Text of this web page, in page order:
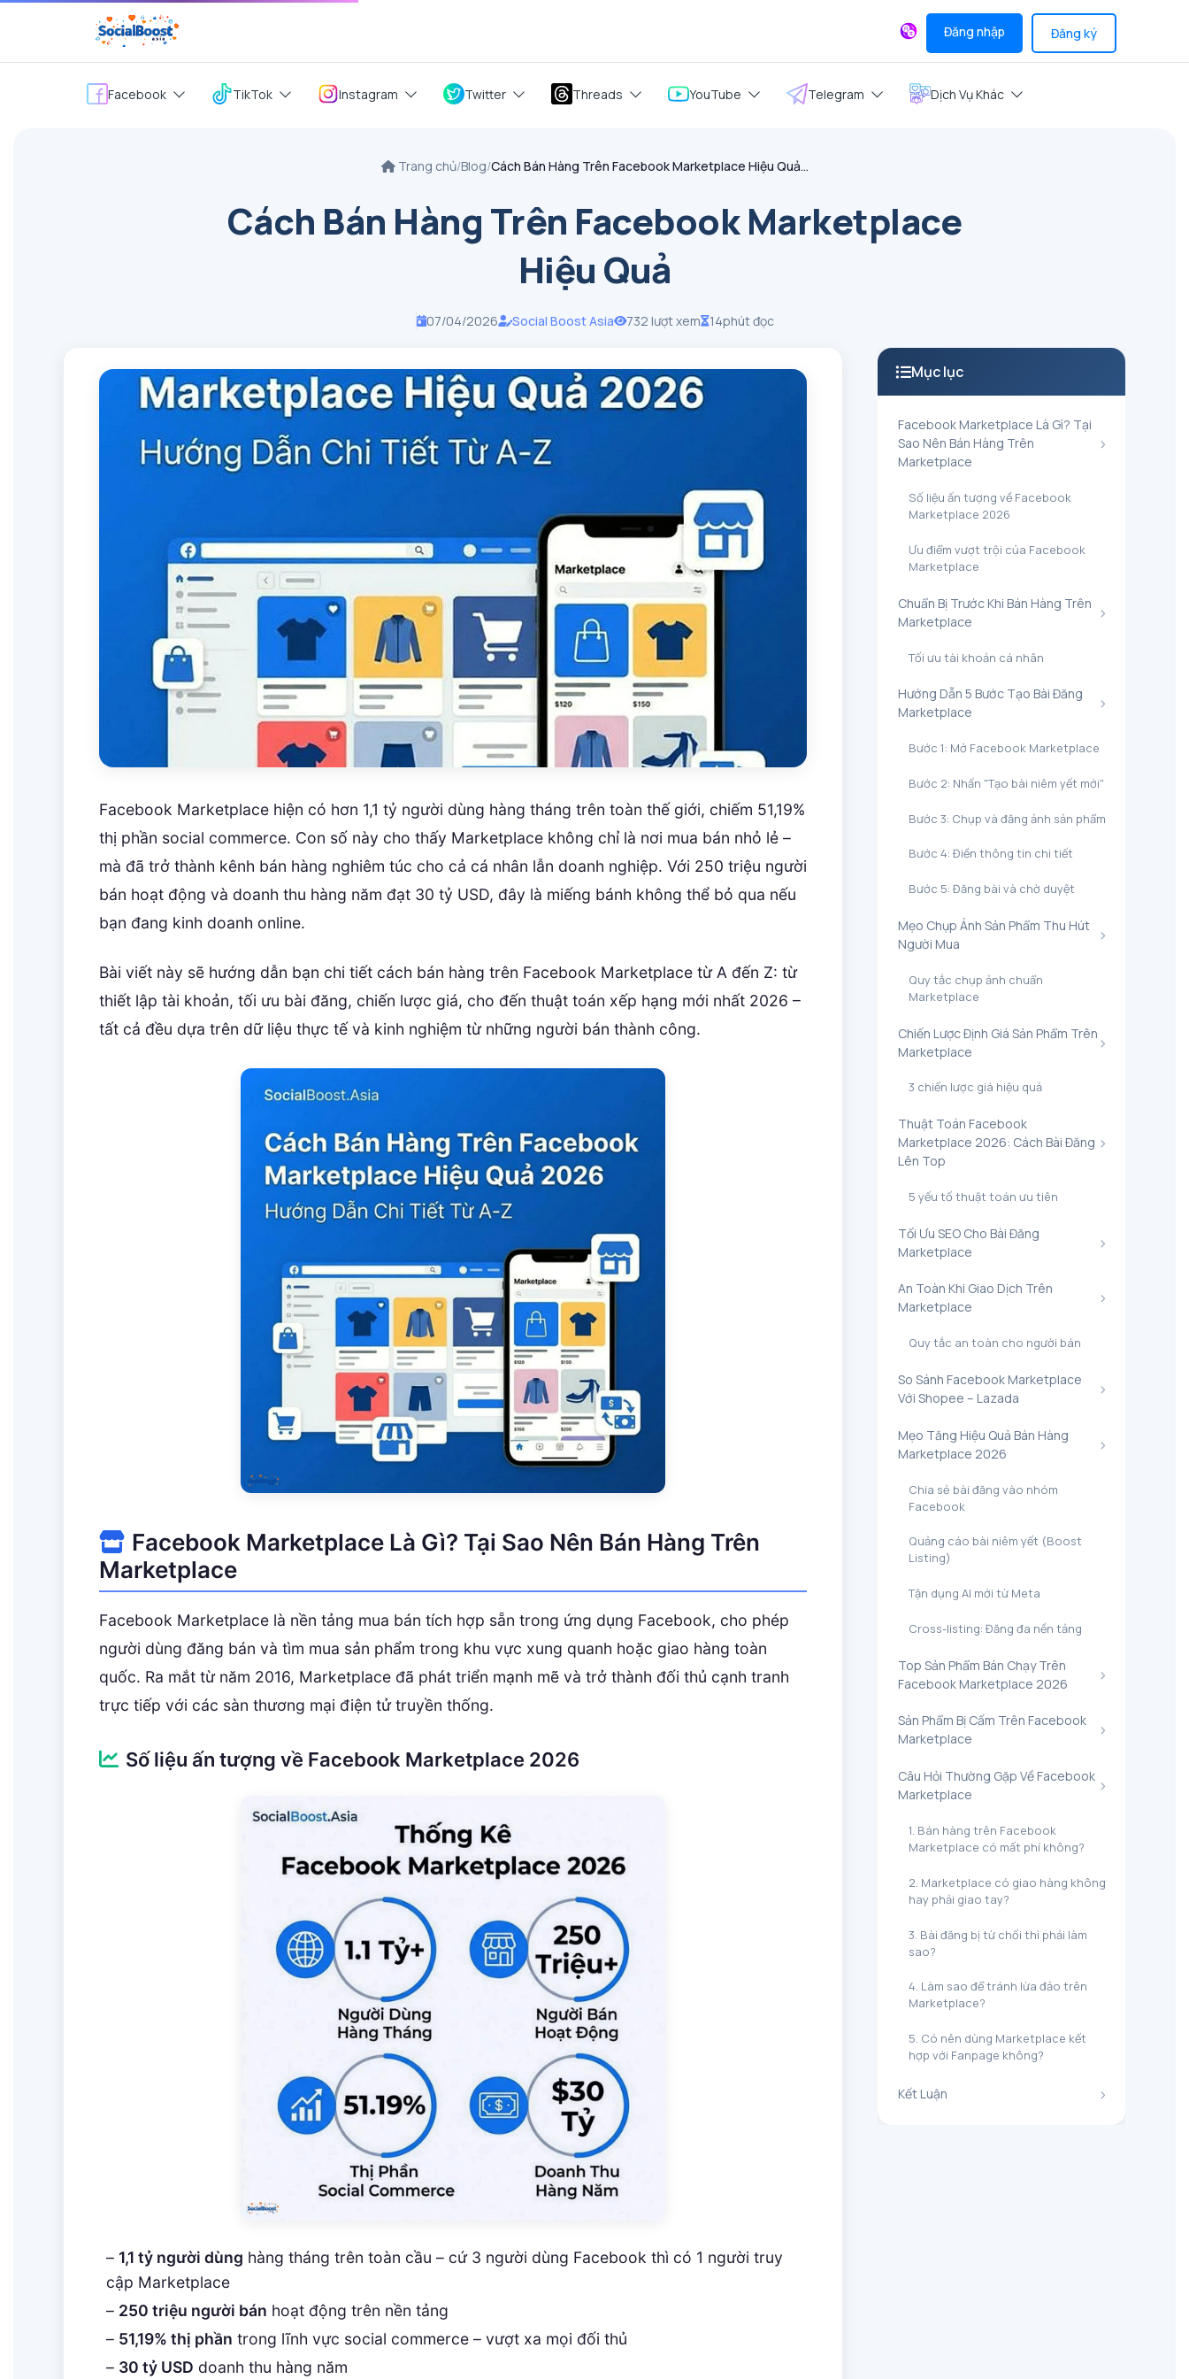
Đăng nhập Đăng ký
Facebook TikTok Instagram Twitter Threads YouTube Telegram Dịch Vụ Khác
Trang chủ/Blog/Cách Bán Hàng Trên Facebook Marketplace Hiệu Quả...
Cách Bán Hàng Trên Facebook Marketplace
Hiệu Quả
07/04/2026 Social Boost Asia 732 lượt xem 14phút đọc
Facebook Marketplace hiện có hơn 1,1 tỷ người dùng hàng tháng trên toàn thế giới, chiếm 51,19%
thị phần social commerce. Con số này cho thấy Marketplace không chỉ là nơi mua bán nhỏ lẻ –
mà đã trở thành kênh bán hàng nghiêm túc cho cả cá nhân lẫn doanh nghiệp. Với 250 triệu người
bán hoạt động và doanh thu hàng năm đạt 30 tỷ USD, đây là miếng bánh không thể bỏ qua nếu
bạn đang kinh doanh online.
Bài viết này sẽ hướng dẫn bạn chi tiết cách bán hàng trên Facebook Marketplace từ A đến Z: từ
thiết lập tài khoản, tối ưu bài đăng, chiến lược giá, cho đến thuật toán xếp hạng mới nhất 2026 –
tất cả đều dựa trên dữ liệu thực tế và kinh nghiệm từ những người bán thành công.
Facebook Marketplace Là Gì? Tại Sao Nên Bán Hàng Trên
Marketplace
Facebook Marketplace là nền tảng mua bán tích hợp sẵn trong ứng dụng Facebook, cho phép
người dùng đăng bán và tìm mua sản phẩm trong khu vực xung quanh hoặc giao hàng toàn
quốc. Ra mắt từ năm 2016, Marketplace đã phát triển mạnh mẽ và trở thành đối thủ cạnh tranh
trực tiếp với các sàn thương mại điện tử truyền thống.
Số liệu ấn tượng về Facebook Marketplace 2026
– 1,1 tỷ người dùng hàng tháng trên toàn cầu – cứ 3 người dùng Facebook thì có 1 người truy
cập Marketplace
– 250 triệu người bán hoạt động trên nền tảng
– 51,19% thị phần trong lĩnh vực social commerce – vượt xa mọi đối thủ
– 30 tỷ USD doanh thu hàng năm
Mục lục
​Facebook Marketplace Là Gì? Tại
Sao Nên Bán Hàng Trên
Marketplace
​Số liệu ấn tượng về Facebook
Marketplace 2026
​Ưu điểm vượt trội của Facebook
Marketplace
​Chuẩn Bị Trước Khi Bán Hàng Trên
Marketplace
​Tối ưu tài khoản cá nhân
​Hướng Dẫn 5 Bước Tạo Bài Đăng
Marketplace
​Bước 1: Mở Facebook Marketplace
​Bước 2: Nhấn "Tạo bài niêm yết mới"
​Bước 3: Chụp và đăng ảnh sản phẩm
​Bước 4: Điền thông tin chi tiết
​Bước 5: Đăng bài và chờ duyệt
​Mẹo Chụp Ảnh Sản Phẩm Thu Hút
Người Mua
​Quy tắc chụp ảnh chuẩn
Marketplace
​Chiến Lược Định Giá Sản Phẩm Trên
Marketplace
​3 chiến lược giá hiệu quả
​Thuật Toán Facebook
Marketplace 2026: Cách Bài Đăng
Lên Top
​5 yếu tố thuật toán ưu tiên
​Tối Ưu SEO Cho Bài Đăng
Marketplace
​An Toàn Khi Giao Dịch Trên
Marketplace
​Quy tắc an toàn cho người bán
​So Sánh Facebook Marketplace
Với Shopee – Lazada
​Mẹo Tăng Hiệu Quả Bán Hàng
Marketplace 2026
​Chia sẻ bài đăng vào nhóm
Facebook
​Quảng cáo bài niêm yết (Boost
Listing)
​Tận dụng AI mới từ Meta
​Cross-listing: Đăng đa nền tảng
​Top Sản Phẩm Bán Chạy Trên
Facebook Marketplace 2026
​Sản Phẩm Bị Cấm Trên Facebook
Marketplace
​Câu Hỏi Thường Gặp Về Facebook
Marketplace
1. Bán hàng trên Facebook
Marketplace có mất phí không?
2. Marketplace có giao hàng không
hay phải giao tay?
3. Bài đăng bị từ chối thì phải làm
sao?
4. Làm sao để tránh lừa đảo trên
Marketplace?
5. Có nên dùng Marketplace kết
hợp với Fanpage không?
​Kết Luận